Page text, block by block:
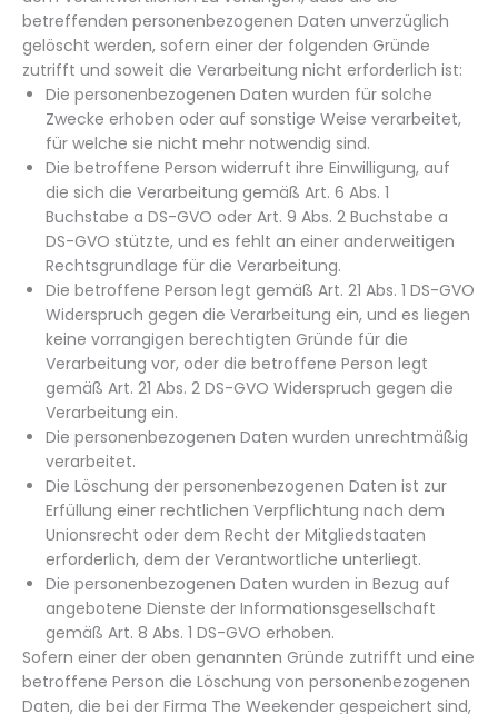
betreffenden personenbezogenen Daten unverzüglich
gelöscht werden, sofern einer der folgenden Gründe
zutrifft und soweit die Verarbeitung nicht erforderlich ist:
Die personenbezogenen Daten wurden für solche
Zwecke erhoben oder auf sonstige Weise verarbeitet,
für welche sie nicht mehr notwendig sind.
Die betroffene Person widerruft ihre Einwilligung, auf
die sich die Verarbeitung gemäß Art. 6 Abs. 1
Buchstabe a DS-GVO oder Art. 9 Abs. 2 Buchstabe a
DS-GVO stützte, und es fehlt an einer anderweitigen
Rechtsgrundlage für die Verarbeitung.
Die betroffene Person legt gemäß Art. 21 Abs. 1 DS-GVO
Widerspruch gegen die Verarbeitung ein, und es liegen
keine vorrangigen berechtigten Gründe für die
Verarbeitung vor, oder die betroffene Person legt
gemäß Art. 21 Abs. 2 DS-GVO Widerspruch gegen die
Verarbeitung ein.
Die personenbezogenen Daten wurden unrechtmäßig
verarbeitet.
Die Löschung der personenbezogenen Daten ist zur
Erfüllung einer rechtlichen Verpflichtung nach dem
Unionsrecht oder dem Recht der Mitgliedstaaten
erforderlich, dem der Verantwortliche unterliegt.
Die personenbezogenen Daten wurden in Bezug auf
angebotene Dienste der Informationsgesellschaft
gemäß Art. 8 Abs. 1 DS-GVO erhoben.
Sofern einer der oben genannten Gründe zutrifft und eine
betroffene Person die Löschung von personenbezogenen
Daten, die bei der Firma The Weekender gespeichert sind,